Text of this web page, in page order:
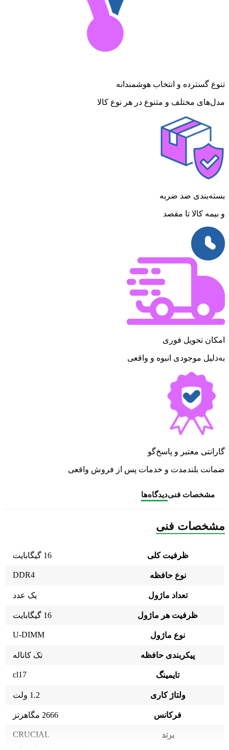
تنوع گسترده و انتخاب هوشمندانه
مدل‌های مختلف و متنوع در هر نوع کالا
بسته‌بندی ضد ضربه
و بیمه کالا تا مقصد
امکان تحویل فوری
به‌دلیل موجودی انبوه و واقعی
گارانتی معتبر و پاسخ‌گو
ضمانت بلندمدت و خدمات پس از فروش واقعی
مشخصات فنیدیدگاه‌ها
مشخصات فنی
ظرفیت کلی 16 گیگابایت
نوع حافظه DDR4
تعداد ماژول یک عدد
ظرفیت هر ماژول 16 گیگابایت
نوع ماژول U-DIMM
پیکربندی حافظه تک کاناله
تایمینگ cl17
ولتاژ کاری 1.2 ولت
فرکانس 2666 مگاهرتز
برند CRUCIAL